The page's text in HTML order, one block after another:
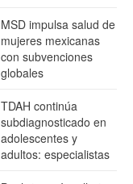
MSD impulsa salud de
mujeres mexicanas
con subvenciones
globales
TDAH continúa
subdiagnosticado en
adolescentes y
adultos: especialistas